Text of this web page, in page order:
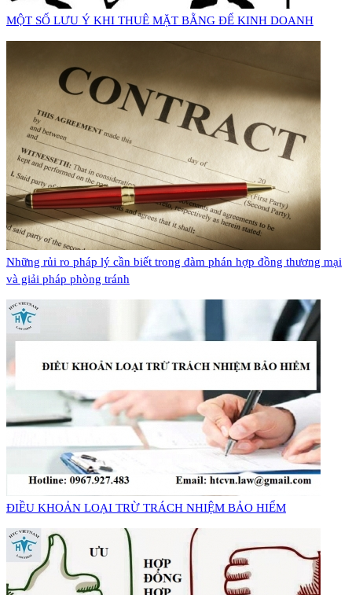
MỘT SỐ LƯU Ý KHI THUÊ MẶT BẰNG ĐỂ KINH DOANH
Những rủi ro pháp lý cần biết trong đàm phán hợp đồng thương mại
và giải pháp phòng tránh
​ĐIỀU KHOẢN LOẠI TRỪ TRÁCH NHIỆM BẢO HIỂM